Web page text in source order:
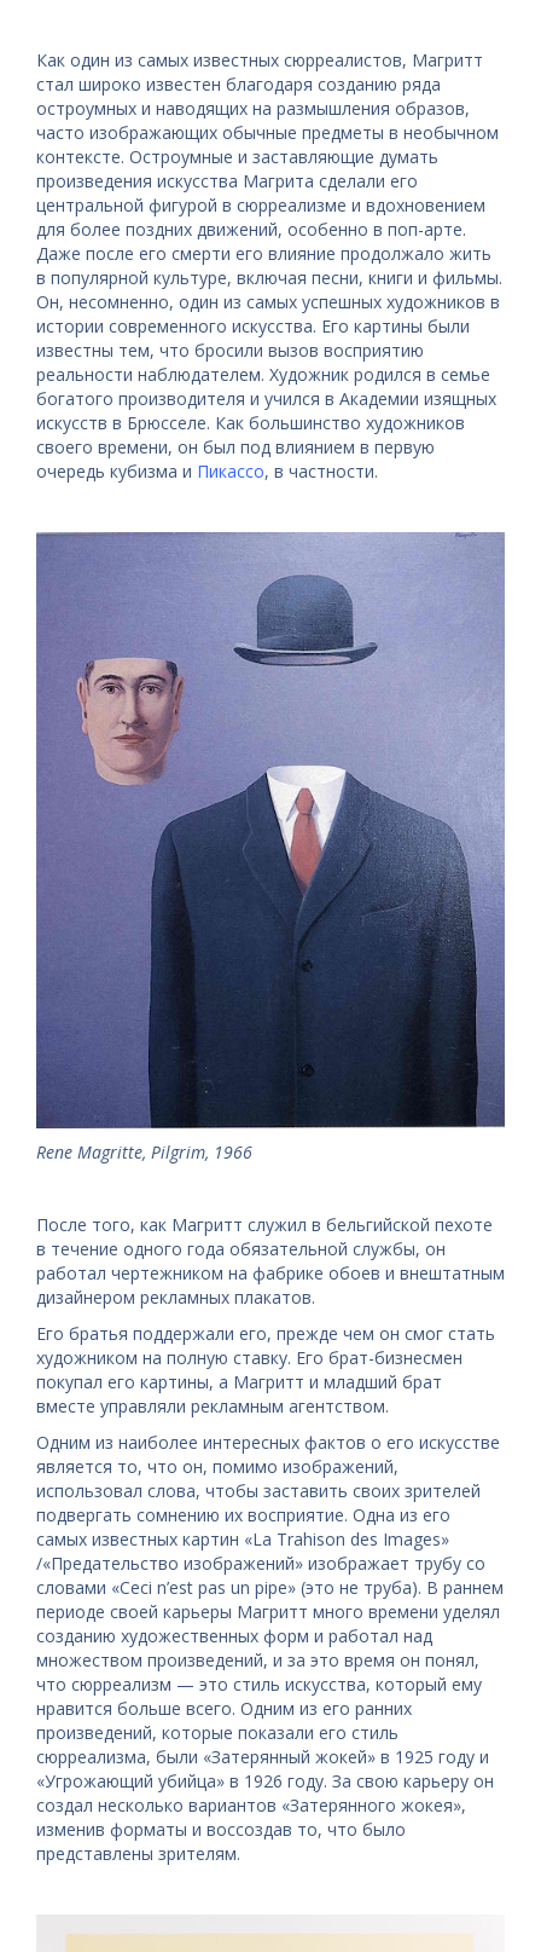
Как один из самых известных сюрреалистов, Магритт
стал широко известен благодаря созданию ряда
остроумных и наводящих на размышления образов,
часто изображающих обычные предметы в необычном
контексте. Остроумные и заставляющие думать
произведения искусства Магрита сделали его
центральной фигурой в сюрреализме и вдохновением
для более поздних движений, особенно в поп-арте.
Даже после его смерти его влияние продолжало жить
в популярной культуре, включая песни, книги и фильмы.
Он, несомненно, один из самых успешных художников в
истории современного искусства. Его картины были
известны тем, что бросили вызов восприятию
реальности наблюдателем. Художник родился в семье
богатого производителя и учился в Академии изящных
искусств в Брюсселе. Как большинство художников
своего времени, он был под влиянием в первую
очередь кубизма и Пикассо, в частности.
Rene Magritte, Pilgrim, 1966
После того, как Магритт служил в бельгийской пехоте
в течение одного года обязательной службы, он
работал чертежником на фабрике обоев и внештатным
дизайнером рекламных плакатов.
Его братья поддержали его, прежде чем он смог стать
художником на полную ставку. Его брат-бизнесмен
покупал его картины, а Магритт и младший брат
вместе управляли рекламным агентством.
Одним из наиболее интересных фактов о его искусстве
является то, что он, помимо изображений,
использовал слова, чтобы заставить своих зрителей
подвергать сомнению их восприятие. Одна из его
самых известных картин «La Trahison des Images»
/«Предательство изображений» изображает трубу со
словами «Ceci n’est pas un pipe» (это не труба). В раннем
периоде своей карьеры Магритт много времени уделял
созданию художественных форм и работал над
множеством произведений, и за это время он понял,
что сюрреализм — это стиль искусства, который ему
нравится больше всего. Одним из его ранних
произведений, которые показали его стиль
сюрреализма, были «Затерянный жокей» в 1925 году и
«Угрожающий убийца» в 1926 году. За свою карьеру он
создал несколько вариантов «Затерянного жокея»,
изменив форматы и воссоздав то, что было
представлены зрителям.